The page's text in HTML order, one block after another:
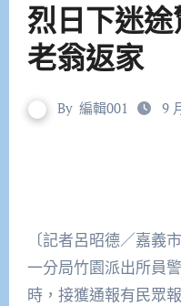
烈日下迷
老翁返家
By 編輯001 9
〔記者呂昭德／嘉義
一分局竹園派出所員
時，接獲通報有民眾